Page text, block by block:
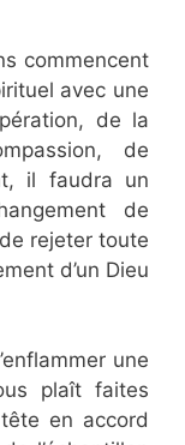
commencent
avec une
de la
de
il faudra un
de
rejeter toute
d’un Dieu
une
plaît faites
en accord